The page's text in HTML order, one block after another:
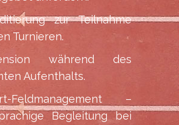
zur Teilnahme
Turnieren.
während des
Aufenthalts.
Feldmanagement –
Begleitung bei